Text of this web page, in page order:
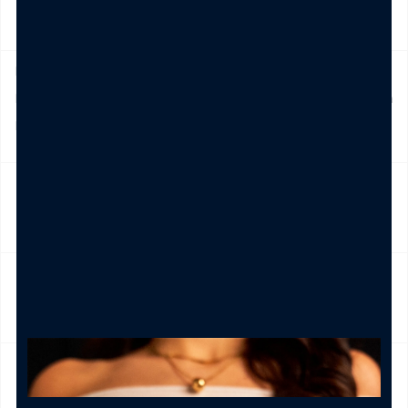
Domenica e festivi) La spedizione ha un costo di 5€ in tutta
CURA DEL PRODOTTO